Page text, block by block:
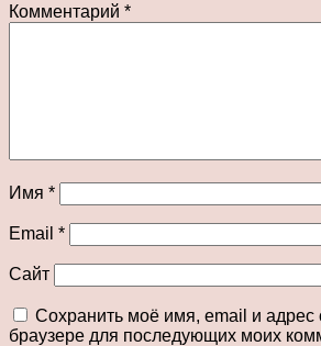
Комментарий *
Имя *
Email *
Сайт
Сохранить моё имя, email и адрес
браузере для последующих моих